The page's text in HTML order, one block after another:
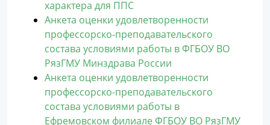
характера для ППС
Анкета оценки удовлетворенности
профессорско-преподавательского
состава условиями работы в ФГБОУ ВО
РязГМУ Минздрава России
Анкета оценки удовлетворенности
профессорско-преподавательского
состава условиями работы в
Ефремовском филиале ФГБОУ ВО РязГМУ